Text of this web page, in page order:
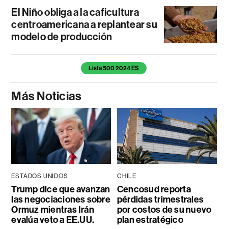
El Niño obliga a la caficultura
centroamericana a replantear su
modelo de producción
Temas de este artículoLista 500 2024 ES
Más Noticias
ESTADOS UNIDOS
Trump dice que avanzan
las negociaciones sobre
Ormuz mientras Irán
evalúa veto a EE.UU.
CHILE
Cencosud reporta
pérdidas trimestrales
por costos de su nuevo
plan estratégico